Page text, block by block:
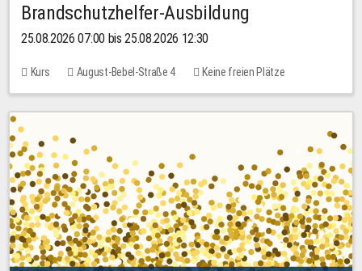
Brandschutzhelfer-Ausbildung
25.08.2026 07:00 bis 25.08.2026 12:30
Kurs August-Bebel-Straße 4 Keine freien Plätze